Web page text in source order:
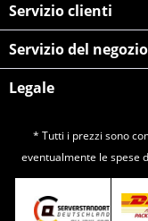
Servizio clienti
Servizio del negozio
Legale
* Tutti i prezzi sono
eventualmente le spese